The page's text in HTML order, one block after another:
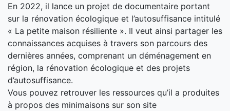
En 2022, il lance un projet de documentaire portant
sur la rénovation écologique et l’autosuffisance intitulé
« La petite maison résiliente ». Il veut ainsi partager les
connaissances acquises à travers son parcours des
dernières années, comprenant un déménagement en
région, la rénovation écologique et des projets
d’autosuffisance.
Vous pouvez retrouver les ressources qu’il a produites
à propos des minimaisons sur son site